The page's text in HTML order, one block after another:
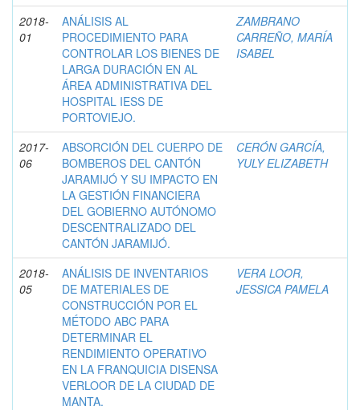
2018-
01
ANÁLISIS AL
PROCEDIMIENTO PARA
CONTROLAR LOS BIENES DE
LARGA DURACIÓN EN AL
ÁREA ADMINISTRATIVA DEL
HOSPITAL IESS DE
PORTOVIEJO.
ZAMBRANO
CARREÑO, MARÍA
ISABEL
2017-
06
ABSORCIÓN DEL CUERPO DE
BOMBEROS DEL CANTÓN
JARAMIJÓ Y SU IMPACTO EN
LA GESTIÓN FINANCIERA
DEL GOBIERNO AUTÓNOMO
DESCENTRALIZADO DEL
CANTÓN JARAMIJÓ.
CERÓN GARCÍA,
YULY ELIZABETH
2018-
05
ANÁLISIS DE INVENTARIOS
DE MATERIALES DE
CONSTRUCCIÓN POR EL
MÉTODO ABC PARA
DETERMINAR EL
RENDIMIENTO OPERATIVO
EN LA FRANQUICIA DISENSA
VERLOOR DE LA CIUDAD DE
MANTA.
VERA LOOR,
JESSICA PAMELA